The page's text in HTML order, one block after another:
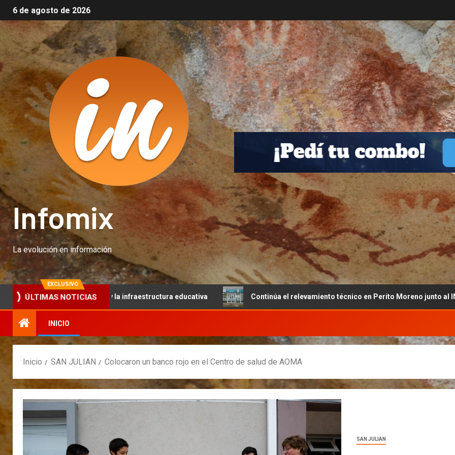
6 de agosto de 2026
Infomix
La evolución en información
EXCLUSIVO
ÚLTIMAS NOTICIAS
articulado y la infraestructura educativa Continúa el relevamiento técnico en Perito Moreno junto al INET y la
INICIO
Inicio SAN JULIAN Colocaron un banco rojo en el Centro de salud de AOMA
SAN JULIAN